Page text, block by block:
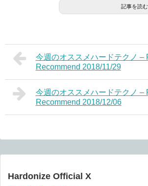
記事を読む
今週のオススメハードテクノ –
Recommend 2018/11/29
今週のオススメハードテクノ –
Recommend 2018/12/06
Hardonize Official X